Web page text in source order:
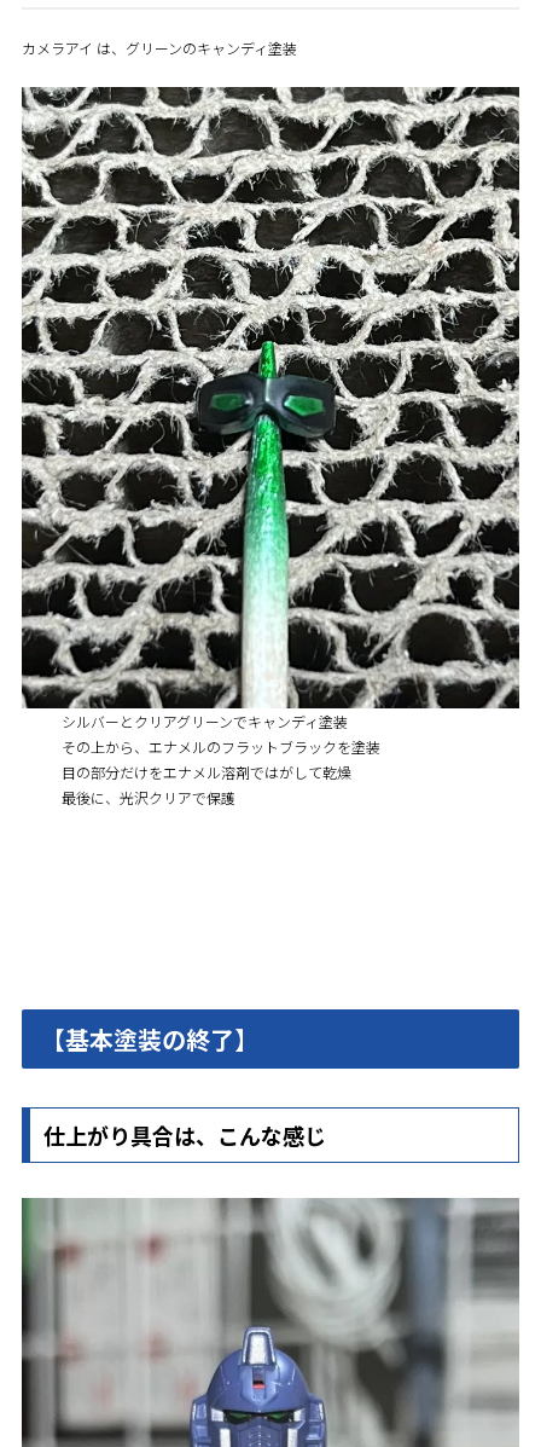
カメラアイ は、グリーンのキャンディ塗装
シルバーとクリアグリーンでキャンディ塗装
その上から、エナメルのフラットブラックを塗装
目の部分だけをエナメル溶剤ではがして乾燥
最後に、光沢クリアで保護
【基本塗装の終了】
仕上がり具合は、こんな感じ